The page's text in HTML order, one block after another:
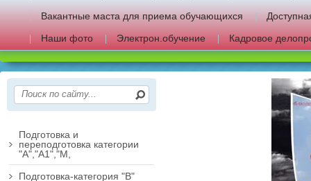
Вакантные маста для приема обучающихся
Наши фото
Электрон.обучение Кадровое
Подготовка и
переподготовка категории
"А","А1","М,
Подготовка-категория "В"